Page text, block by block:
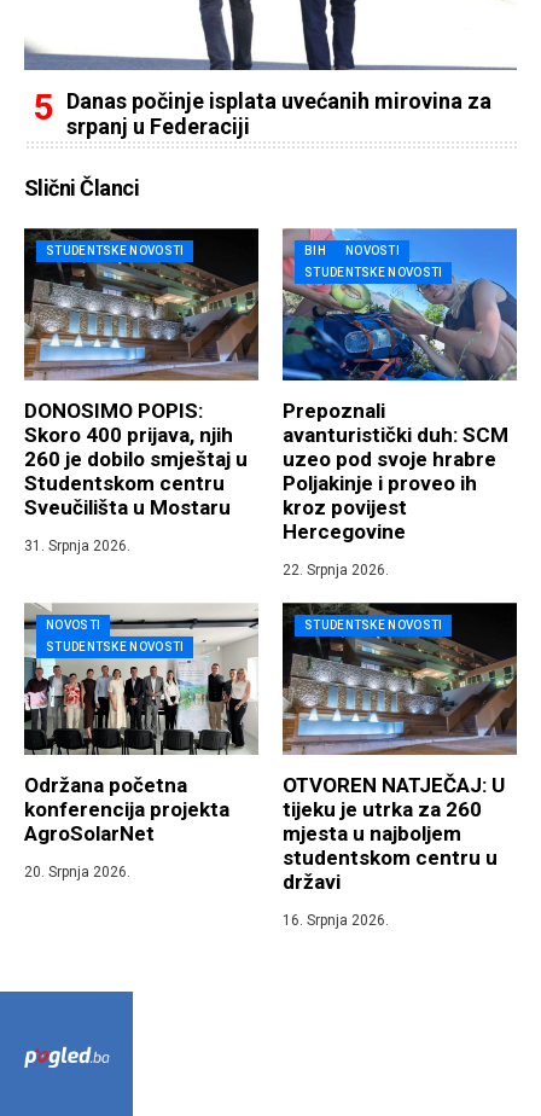
Danas počinje isplata uvećanih mirovina za
srpanj u Federaciji
Slični Članci
STUDENTSKE NOVOSTI
DONOSIMO POPIS:
Skoro 400 prijava, njih
260 je dobilo smještaj u
Studentskom centru
Sveučilišta u Mostaru
31. Srpnja 2026.
BIH
NOVOSTI
STUDENTSKE NOVOSTI
Prepoznali
avanturistički duh: SCM
uzeo pod svoje hrabre
Poljakinje i proveo ih
kroz povijest
Hercegovine
22. Srpnja 2026.
NOVOSTI
STUDENTSKE NOVOSTI
Održana početna
konferencija projekta
AgroSolarNet
20. Srpnja 2026.
STUDENTSKE NOVOSTI
OTVOREN NATJEČAJ: U
tijeku je utrka za 260
mjesta u najboljem
studentskom centru u
državi
16. Srpnja 2026.